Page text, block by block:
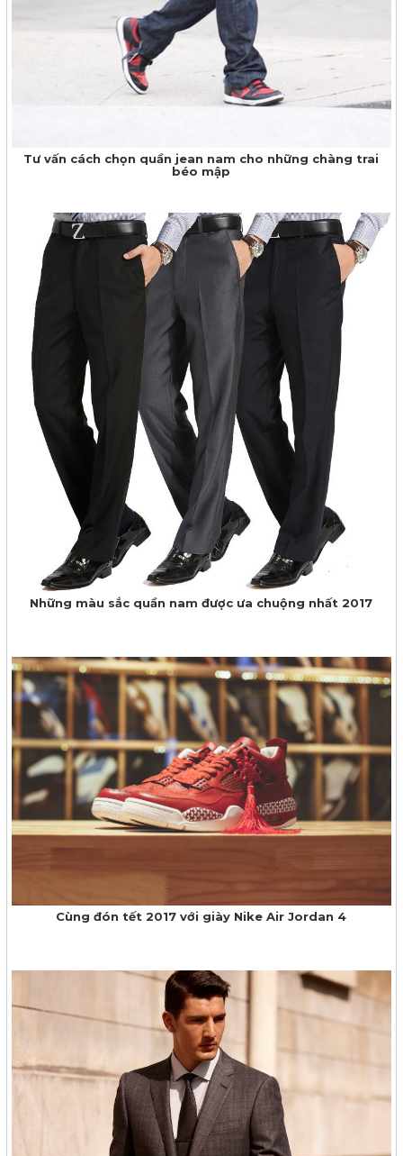
Tư vấn cách chọn quần jean nam cho những chàng trai
béo mập
Những màu sắc quần nam được ưa chuộng nhất 2017
Cùng đón tết 2017 với giày Nike Air Jordan 4